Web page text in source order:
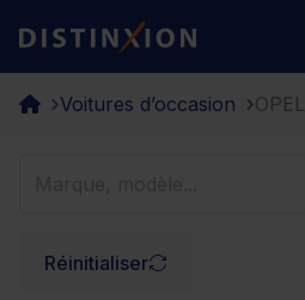
Distinxion
Voitures d’occasion OPEL
Réinitialiser